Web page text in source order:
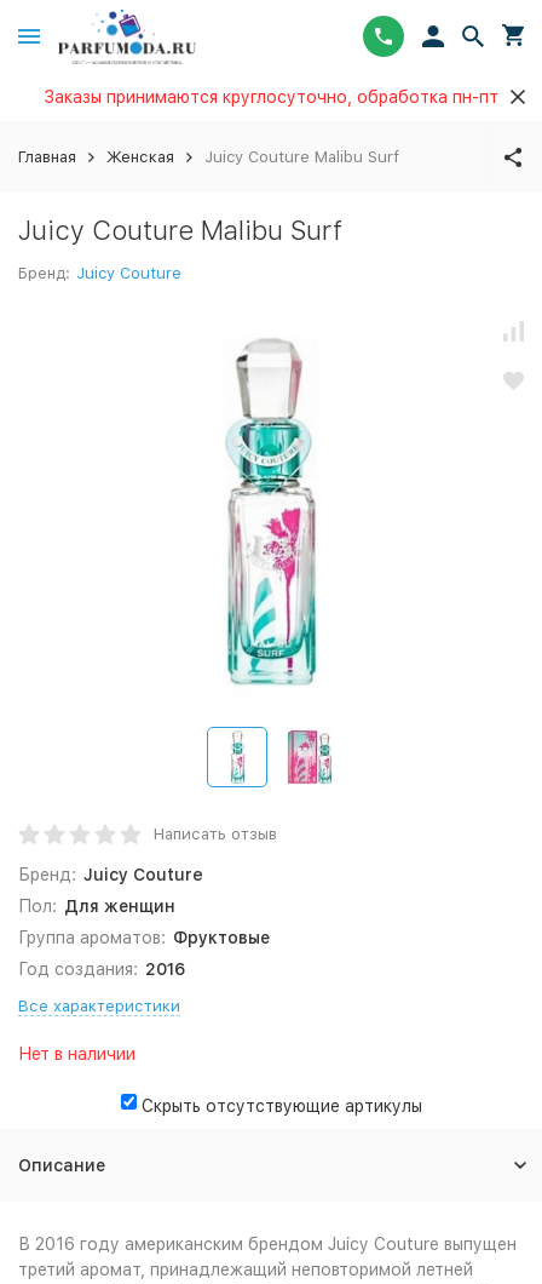
Заказы принимаются круглосуточно, обработка пн-пт
Главная Женская Juicy Couture Malibu Surf
Juicy Couture Malibu Surf
Бренд: Juicy Couture
Написать отзыв
Бренд: Juicy Couture
Пол: Для женщин
Группа ароматов: Фруктовые
Год создания: 2016
Все характеристики
Нет в наличии
Скрыть отсутствующие артикулы
Описание
В 2016 году американским брендом Juicy Couture выпущен
третий аромат, принадлежащий неповторимой летней